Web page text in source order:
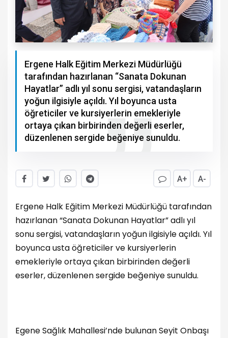
Ergene Halk Eğitim Merkezi Müdürlüğü
tarafından hazırlanan “Sanata Dokunan
Hayatlar” adlı yıl sonu sergisi, vatandaşların
yoğun ilgisiyle açıldı. Yıl boyunca usta
öğreticiler ve kursiyerlerin emekleriyle
ortaya çıkan birbirinden değerli eserler,
düzenlenen sergide beğeniye sunuldu.
A+ A-
Ergene Halk Eğitim Merkezi Müdürlüğü tarafından
hazırlanan “Sanata Dokunan Hayatlar” adlı yıl
sonu sergisi, vatandaşların yoğun ilgisiyle açıldı. Yıl
boyunca usta öğreticiler ve kursiyerlerin
emekleriyle ortaya çıkan birbirinden değerli
eserler, düzenlenen sergide beğeniye sunuldu.
Egene Sağlık Mahallesi’nde bulunan Seyit Onbaşı